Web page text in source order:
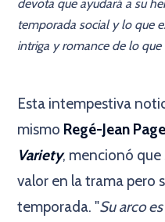
devota que ayudará a su
temporada social y lo que
intriga y romance de lo
Esta intempestiva
mismo Regé-Jean Page
Variety, mencionó
valor en la trama pero
temporada. "Su arco